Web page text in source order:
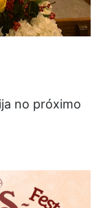
no próximo